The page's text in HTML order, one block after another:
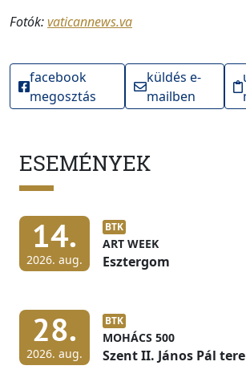
Fotók:vaticannews.va
facebook
megosztás
küldés e-
mailben
ESEMÉNYEK
14.
2026. aug.
BTK
ART WEEK
Esztergom
28.
2026. aug.
BTK
MOHÁCS 500
Szent II. János Pál